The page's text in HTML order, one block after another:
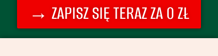
→ ZAPISZ SIĘ TERAZ ZA 0 ZŁ